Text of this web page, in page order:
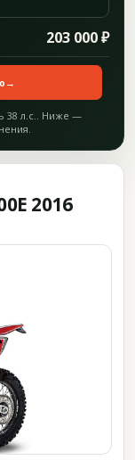
203 000 ₽
→
38 л.с.. Ниже —
2016